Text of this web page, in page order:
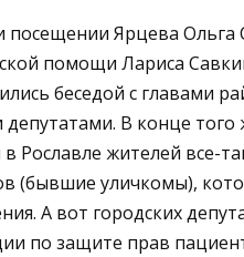
посещении Ярцева Ольга
помощи Лариса
беседой с главами
В конце
Рославле жителей все-
(бывшие уличкомы),
А вот городских
по защите прав